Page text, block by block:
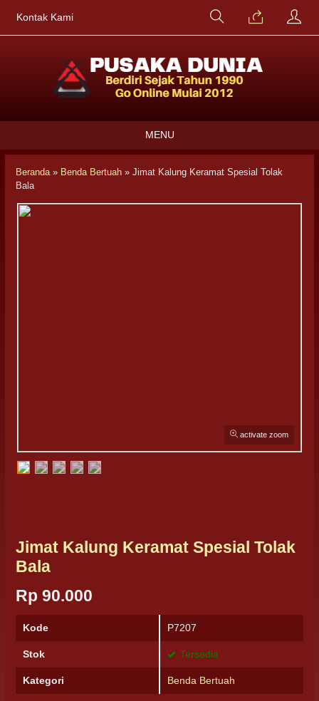
Kontak Kami
MENU
Beranda» Benda Bertuah » Jimat Kalung Keramat Spesial Tolak
Bala
activate zoom
Jimat Kalung Keramat Spesial Tolak
Bala
Rp 90.000
Kode P7207
Stok Tersedia
Kategori Benda Bertuah